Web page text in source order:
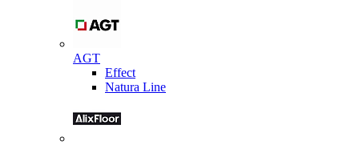
AGT
Effect
Natura Line